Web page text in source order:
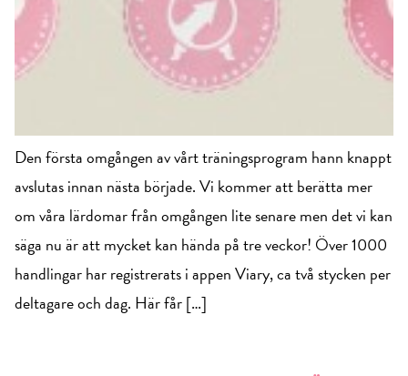
Den första omgången av vårt träningsprogram hann knappt
avslutas innan nästa började. Vi kommer att berätta mer
om våra lärdomar från omgången lite senare men det vi kan
säga nu är att mycket kan hända på tre veckor! Över 1000
handlingar har registrerats i appen Viary, ca två stycken per
deltagare och dag. Här får […]